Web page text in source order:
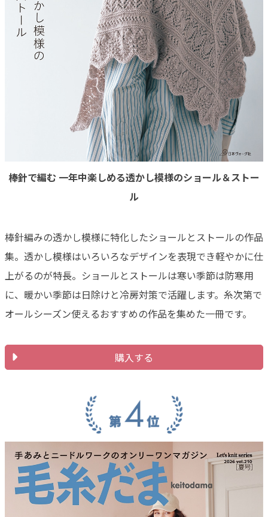
棒針で編む 一年中楽しめる透かし模様のショール＆ストー
ル
棒針編みの透かし模様に特化したショールとストールの作品
集。透かし模様はいろいろなデザインを表現でき軽やかに仕
上がるのが特長。ショールとストールは寒い季節は防寒用
に、暖かい季節は日除けと冷房対策で活躍します。糸次第で
オールシーズン使えるおすすめの作品を集めた一冊です。
購入する